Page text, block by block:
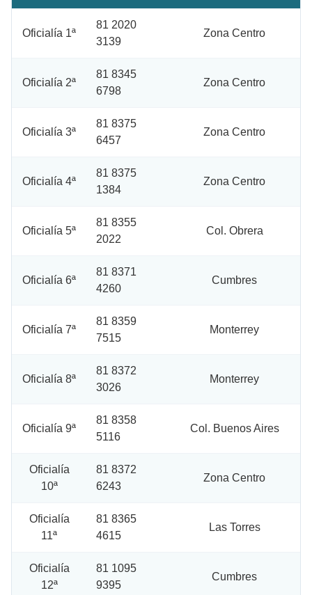
Oficialía 1ª
81 2020
3139
Zona Centro
Oficialía 2ª
81 8345
6798
Zona Centro
Oficialía 3ª
81 8375
6457
Zona Centro
Oficialía 4ª
81 8375
1384
Zona Centro
Oficialía 5ª
81 8355
2022
Col. Obrera
Oficialía 6ª
81 8371
4260
Cumbres
Oficialía 7ª
81 8359
7515
Monterrey
Oficialía 8ª
81 8372
3026
Monterrey
Oficialía 9ª
81 8358
5116
Col. Buenos Aires
Oficialía
10ª
81 8372
6243
Zona Centro
Oficialía
11ª
81 8365
4615
Las Torres
Oficialía
12ª
81 1095
9395
Cumbres